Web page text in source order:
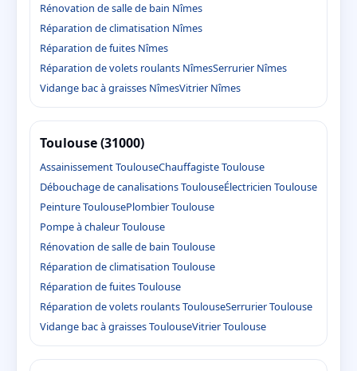
Rénovation de salle de bain Nîmes
Réparation de climatisation Nîmes
Réparation de fuites Nîmes
Réparation de volets roulants NîmesSerrurier Nîmes
Vidange bac à graisses NîmesVitrier Nîmes
Toulouse (31000)
Assainissement ToulouseChauffagiste Toulouse
Débouchage de canalisations ToulouseÉlectricien Toulouse
Peinture ToulousePlombier Toulouse
Pompe à chaleur Toulouse
Rénovation de salle de bain Toulouse
Réparation de climatisation Toulouse
Réparation de fuites Toulouse
Réparation de volets roulants ToulouseSerrurier Toulouse
Vidange bac à graisses ToulouseVitrier Toulouse